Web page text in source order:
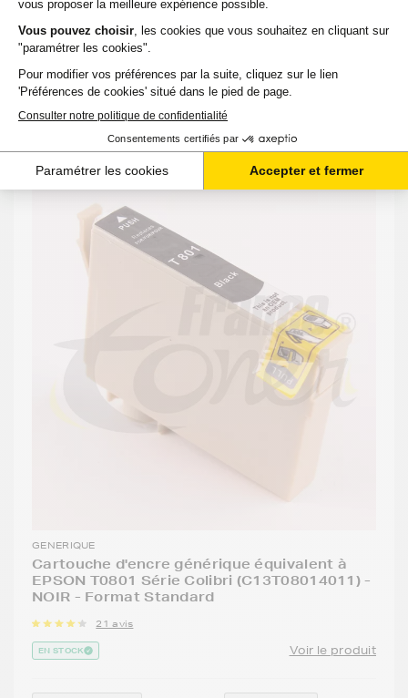
-
Ajouter au panier
GENERIQUE
Cartouche d'encre générique équivalent à
EPSON T0801 Série Colibri (C13T08014011) -
NOIR - Format Standard
21 avis
EN STOCK Voir le produit